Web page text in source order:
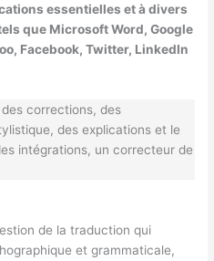
essentielles et à divers
que Microsoft Word, Google
Facebook, Twitter, LinkedIn
corrections, des
des explications et le
intégrations, un correcteur de
de la traduction qui
et grammaticale,